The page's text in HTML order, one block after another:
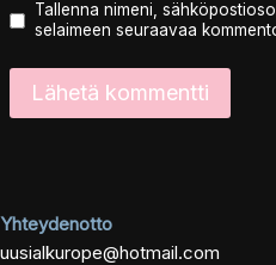
Tallenna nimeni,
selaimeen seuraavaa
Yhteydenotto
uusialkurope@hotmail.com